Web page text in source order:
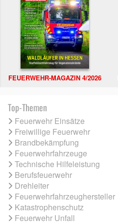
FEUERWEHR-MAGAZIN 4/2026
Top-Themen
Feuerwehr Einsätze
Freiwillige Feuerwehr
Brandbekämpfung
Feuerwehrfahrzeuge
Technische Hilfeleistung
Berufsfeuerwehr
Drehleiter
Feuerwehrfahrzeughersteller
Katastrophenschutz
Feuerwehr Unfall